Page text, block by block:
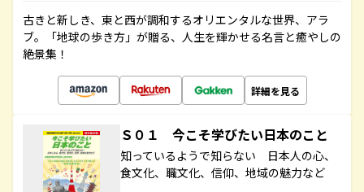
古きと新しき、東と西が調和するオリエンタルな世界、アラ
ブ。「地球の歩き方」が贈る、人生を輝かせる名言と癒やしの
絶景集！
詳細を見る
Ｓ０１ 今こそ学びたい日本のこと
知っているようで知らない 日本人の心、
食文化、職文化、信仰、地域の魅力など